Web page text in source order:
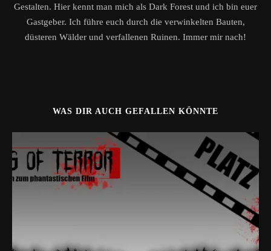
Gestalten. Hier kennt man mich als Dark Forest und ich bin euer
Gastgeber. Ich führe euch durch die verwinkelten Bauten,
düsteren Wälder und verfallenen Ruinen. Immer mir nach!
WAS DIR AUCH GEFALLEN KÖNNTE